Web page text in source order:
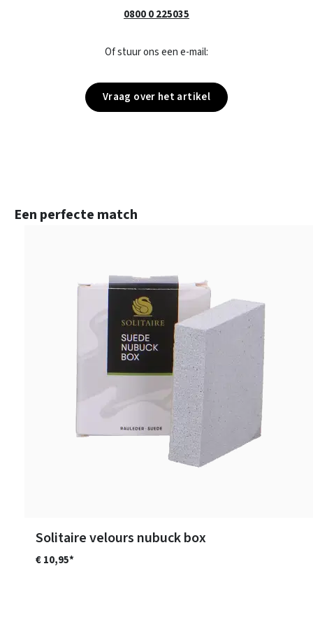
0800 0 225035
Of stuur ons een e-mail:
Vraag over het artikel
Productgalerij overslaan
Een perfecte match
Solitaire velours nubuck box
€ 10,95*